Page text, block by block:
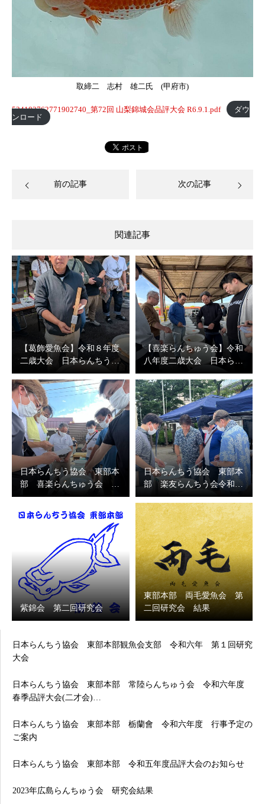
取締二 志村 雄二氏 (甲府市)
524183762771902740_第72回 山梨錦城会品評大会 R6.9.1.pdf
ダウ
ンロード
前の記事 次の記事
関連記事
【葛飾愛魚会】令和８年度
二歳大会 日本らんちう…
【喜楽らんちゅう会】令和
八年度二歳大会 日本ら…
日本らんちう協会 東部本
部 喜楽らんちゅう会 …
日本らんちう協会 東部本
部 楽友らんちう会令和…
紫錦会 第二回研究会
東部本部 両毛愛魚会 第
二回研究会 結果
日本らんちう協会 東部本部観魚会支部 令和六年 第１回研究
大会
日本らんちう協会 東部本部 常陸らんちゅう会 令和六年度
春季品評大会(二才会)…
日本らんちう協会 東部本部 栃蘭會 令和六年度 行事予定の
ご案内
日本らんちう協会 東部本部 令和五年度品評大会のお知らせ
2023年広島らんちゅう会 研究会結果